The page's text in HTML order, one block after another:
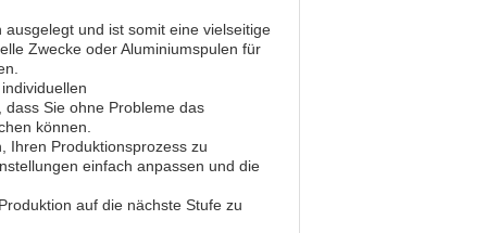
und ist somit eine vielseitige
Zwecke oder Aluminiumspulen für
Sie ohne Probleme das
können.
Ihren Produktionsprozess zu
einfach anpassen und die
auf die nächste Stufe zu